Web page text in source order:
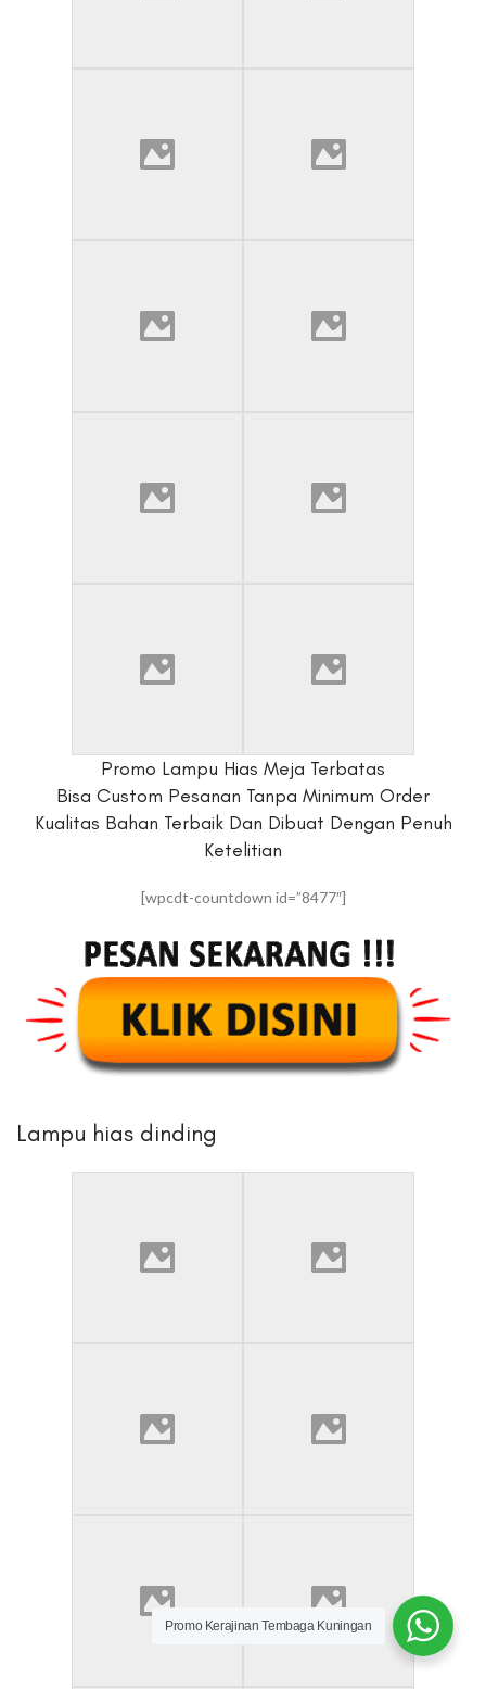
Promo Lampu Hias Meja Terbatas
Bisa Custom Pesanan Tanpa Minimum Order
Kualitas Bahan Terbaik Dan Dibuat Dengan Penuh
Ketelitian
[wpcdt-countdown id=”8477″]
Lampu hias dinding
Promo Kerajinan Tembaga Kuningan